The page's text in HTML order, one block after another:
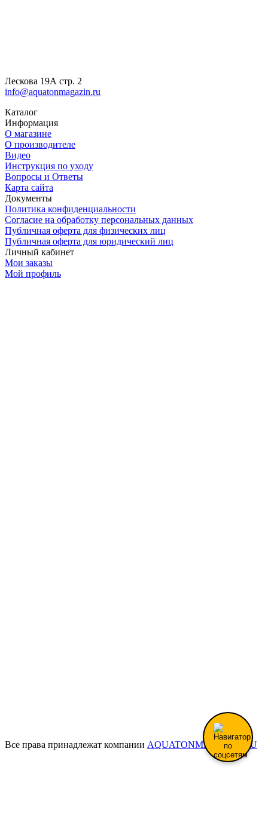
Лескова 19А стр. 2
info@aquatonmagazin.ru
Каталог
Информация
О магазине
О производителе
Видео
Инструкция по уходу
Вопросы и Ответы
Карта сайта
Документы
Политика конфиденциальности
Согласие на обработку персональных данных
Публичная оферта для физических лиц
Публичная оферта для юридический лиц
Личный кабинет
Мои заказы
Мой профиль
Все права принадлежат компании AQUATONMAGAZIN.RU